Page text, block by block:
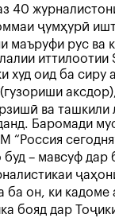
40
ҷумҳурӣ
маъруфи рус ва
иттилоотии
худ оид ба сиру
ва ташкили
Баромади
“Россия
буд – мавсуф дар
ба он, ки кадоме
бояд дар